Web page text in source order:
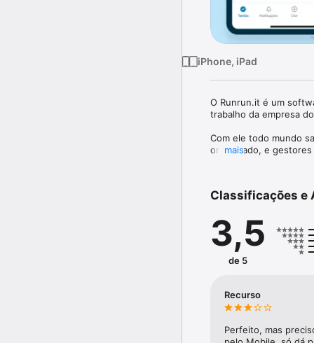
iPhone, iPad
O Runrun.it é um
trabalho da empresa
Com ele todo mundo
organizado, e
visualização rápida das
Usuários do Runrun.it
e senha da versão
Apresentamos nesta
* Tarefas: visualize a
* Notificações:
mais
Classificações e
3,5
de 5
Recurso
Perfeito, mas